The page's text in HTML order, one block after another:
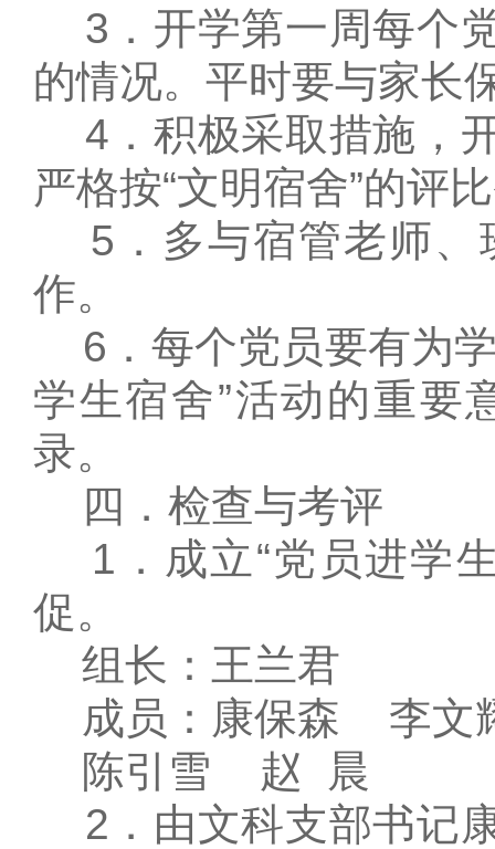
3．开学第一周每个
的情况。平时要与家长
4．积极采取措施，
严格按“文明宿舍”的评
5．多与宿管老师、
作。
6．每个党员要有为
学生宿舍”活动的重要
录。
四．检查与考评
1．成立“党员进学
促。
组长：王兰君
成员：康保森 李
陈引雪 赵 晨
2．由文科支部书记